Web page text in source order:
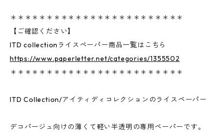
＊＊＊＊＊＊＊＊＊＊＊＊＊＊＊＊＊＊＊＊＊＊＊＊
【ご確認ください】
ITD collectionライスペーパー商品一覧はこちら
https://www.paperletter.net/categories/1355502
＊＊＊＊＊＊＊＊＊＊＊＊＊＊＊＊＊＊＊＊＊＊＊＊
ITD Collection/アイティディコレクションのライスペーパー
デコパージュ向けの薄くて軽い半透明の専用ペーパーです。